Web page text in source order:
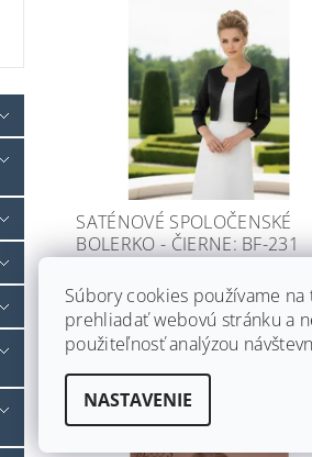
SATÉNOVÉ SPOLOČENSKÉ
BOLERKO - ČIERNE: BF-231
od€52
Súbory cookies používame
prehliadať webovú stránku a
použiteľnosť analýzou
NASTAVENIE